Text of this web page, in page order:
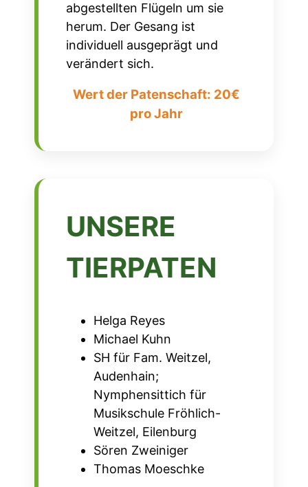
abgestellten Flügeln um sie
herum. Der Gesang ist
individuell ausgeprägt und
verändert sich.
Wert der Patenschaft: 20€
pro Jahr
UNSERE
TIERPATEN
Helga Reyes
Michael Kuhn
SH für Fam. Weitzel,
Audenhain;
Nymphensittich für
Musikschule Fröhlich-
Weitzel, Eilenburg
Sören Zweiniger
Thomas Moeschke